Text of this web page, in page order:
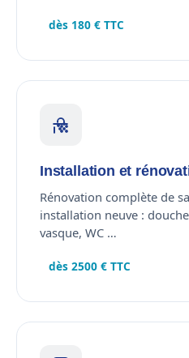
dès 180 € TTC
Installation et
Rénovation complète de
installation neuve :
vasque, WC …
dès 2500 € TTC